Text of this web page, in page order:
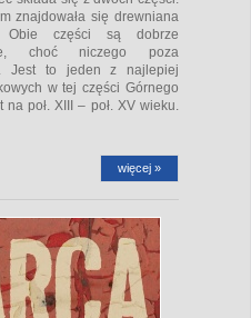
znajdowała się drewniana
Obie części są dobrze
choć niczego poza
Jest to jeden z najlepiej
w tej części Górnego
poł. XIII – poł. XV wieku.
więcej »